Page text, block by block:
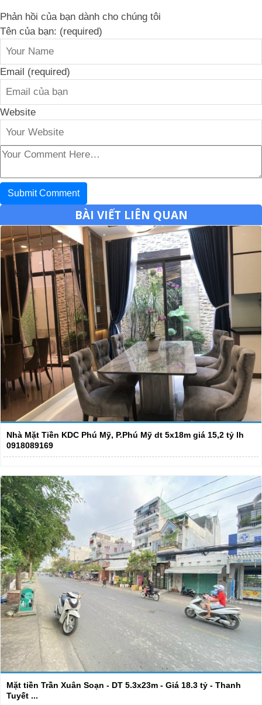
Phản hồi của bạn dành cho chúng tôi
Tên của bạn: (required)
Email (required)
Website
BÀI VIẾT LIÊN QUAN
Nhà Mặt Tiền KDC Phú Mỹ, P.Phú Mỹ dt 5x18m giá 15,2 tỷ lh
0918089169
Mặt tiền Trần Xuân Soạn - DT 5.3x23m - Giá 18.3 tỷ - Thanh
Tuyết ...